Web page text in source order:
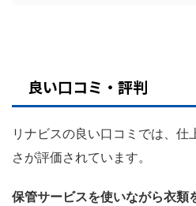
良い口コミ・評判
リナビスの良い口コミでは、
さが評価されています。
保管サービスを使いながら衣類